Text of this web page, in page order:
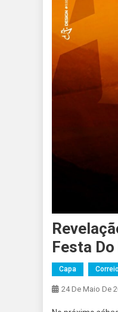
Festa
Capa
24 De Maio De